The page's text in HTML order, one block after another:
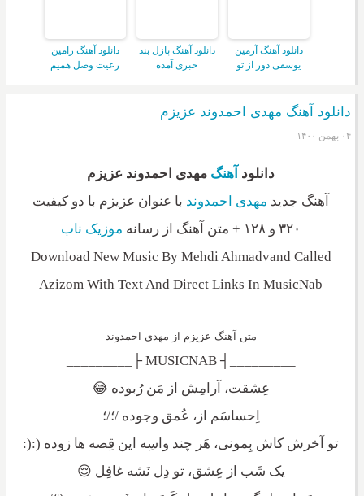
دانلود آهنگ آرمین
یوسفی دور از تو
دانلود آهنگ پازل بند
خبری آمده
دانلود آهنگ رامین
رعیت وصل همیم
دانلود آهنگ مهدی احمدوند عزیزم
۰۴ بهمن ۱۴۰۰
دانلود آهنگ مهدی احمدوند عزیزم
آهنگ جدید مهدی احمدوند با عنوان عزیزم با دو کیفیت
۳۲۰ و ۱۲۸ + متن آهنگ از رسانه
موزیک ناب
Download New Music By Mehdi Ahmadvand Called
Azizom With Text And Direct Links In MusicNab
متن آهنگ عزیزم از مهدی احمدوند
_________┤ MUSICNAB ├_________
عِشقت، آرامِش از مَن رُبوده 😂
اِحساسَم از، عُمق وجوده /؛/؛
تو آخرش کاش بِمونی، هَر چند واسِه این قِصه ها زوده (:(:
یک شَب از عِشق، تو دِل نَشه غافِل 😌